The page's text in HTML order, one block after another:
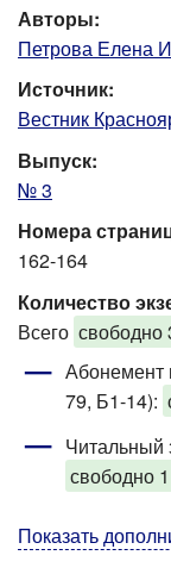
Авторы:
Петрова Елена
Источник:
Вестник
Выпуск:
№ 3
Номера
162-164
Количество
Всего свободно
Абонемент
79, Б1-14):
Читальный
свободно 1
Показать